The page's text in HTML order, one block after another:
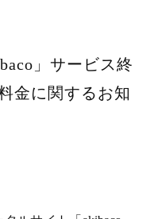
」サービス終
金に関するお知